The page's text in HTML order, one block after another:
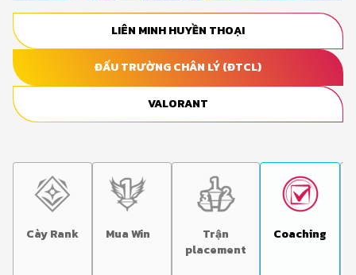
LIÊN MINH HUYỀN THOẠI
ĐẤU TRƯỜNG CHÂN LÝ (ĐTCL)
VALORANT
Cày Rank Mua Win
Trận
placement
Coaching